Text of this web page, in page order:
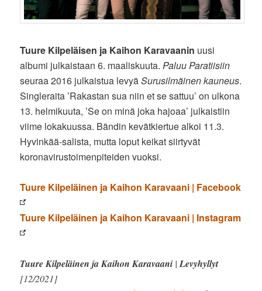
Tuure Kilpeläisen ja Kaihon Karavaanin uusi
albumi julkaistaan 6. maaliskuuta.Paluu Paratiisiin
seuraa 2016 julkaistua levyäSurusilmäinen kauneus.
Singleraita ’Rakastan sua niin et se sattuu’ on ulkona
13. helmikuuta, ’Se on minä joka hajoaa’ julkaistiin
viime lokakuussa. Bändin kevätkiertue alkoi 11.3.
Hyvinkää-salista, mutta loput keikat siirtyvät
koronavirustoimenpiteiden vuoksi.
Tuure Kilpeläinen ja Kaihon Karavaani | Facebook
Tuure Kilpeläinen ja Kaihon Karavaani | Instagram
Tuure Kilpeläinen ja Kaihon Karavaani |Levyhyllyt
[12/2021]